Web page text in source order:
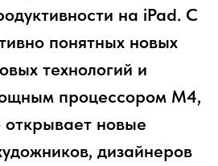
на iPad. С
понятных новых
технологий и
процессором M4,
новые
дизайнеров